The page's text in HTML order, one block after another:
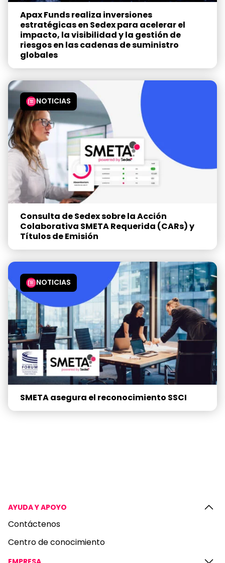
Apax Funds realiza inversiones
estratégicas en Sedex para acelerar el
impacto, la visibilidad y la gestión de
riesgos en las cadenas de suministro
globales
NOTICIAS
Consulta de Sedex sobre la Acción
Colaborativa SMETA Requerida (CARs) y
Títulos de Emisión
NOTICIAS
SMETA asegura el reconocimiento SSCI
AYUDA Y APOYO
Contáctenos
Centro de conocimiento